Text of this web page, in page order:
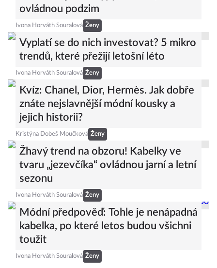
ovládnou podzim
Ivona Horváth Souralová Ženy
Vyplatí se do nich investovat? 5 mikro
trendů, které přežijí letošní léto
Ivona Horváth Souralová Ženy
Kvíz: Chanel, Dior, Hermès. Jak dobře
znáte nejslavnější módní kousky a
jejich historii?
Kristýna Dobeš Moučková Ženy
Žhavý trend na obzoru! Kabelky ve
tvaru „jezevčíka“ ovládnou jarní a letní
sezonu
Ivona Horváth Souralová Ženy
Módní předpověď: Tohle je nenápadná
kabelka, po které letos budou všichni
toužit
Ivona Horváth Souralová Ženy